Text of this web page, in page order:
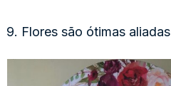
9. Flores são ótimas aliadas